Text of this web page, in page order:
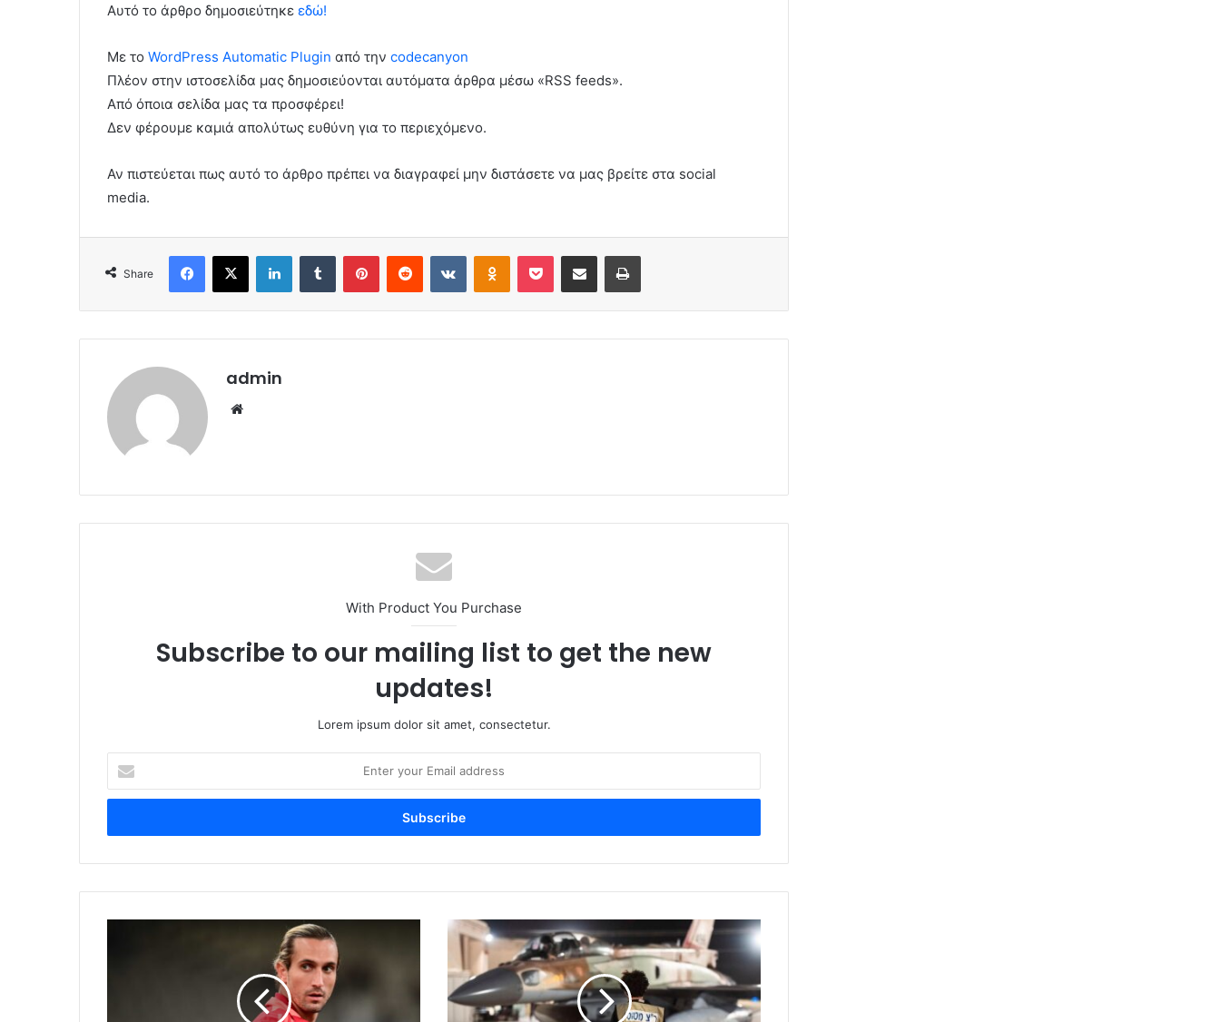
Αυτό το άρθρο δημοσιεύτηκε εδώ!
Με το WordPress Automatic Plugin από την codecanyon
Πλέον στην ιστοσελίδα μας δημοσιεύονται αυτόματα άρθρα μέσω «RSS feeds».
Από όποια σελίδα μας τα προσφέρει!
Δεν φέρουμε καμιά απολύτως ευθύνη για το περιεχόμενο.
Αν πιστεύεται πως αυτό το άρθρο πρέπει να διαγραφεί μην διστάσετε να μας βρείτε στα social
media.
Share
Facebook
X LinkedInTumblr PinterestReddit VKontakteOdnoklassniki
Pocket Share via Email Print
admin
With Product You Purchase
Subscribe to our mailing list to get the new
updates!
Lorem ipsum dolor sit amet, consectetur.
your
Email